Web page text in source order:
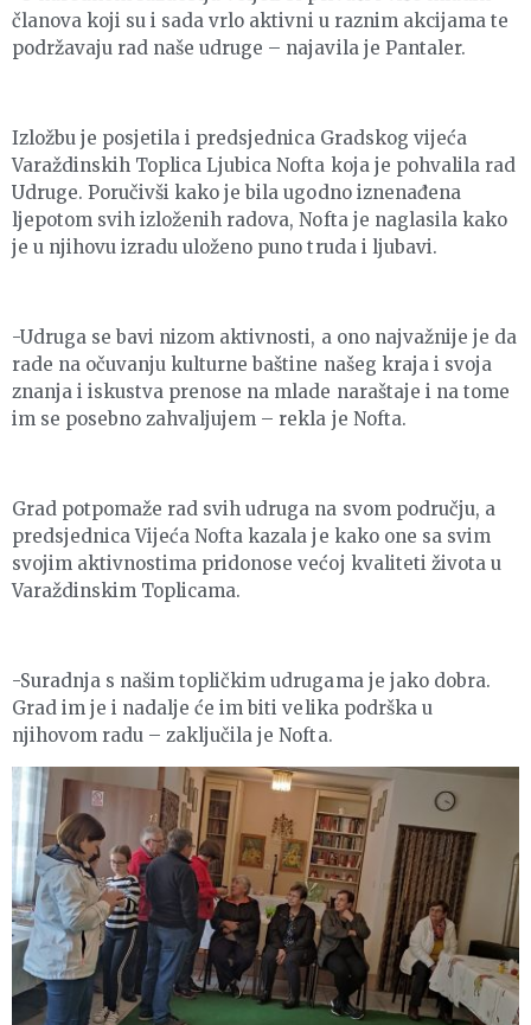
članova koji su i sada vrlo aktivni u raznim akcijama te
podržavaju rad naše udruge – najavila je Pantaler.
Izložbu je posjetila i predsjednica Gradskog vijeća
Varaždinskih Toplica Ljubica Nofta koja je pohvalila rad
Udruge. Poručivši kako je bila ugodno iznenađena
ljepotom svih izloženih radova, Nofta je naglasila kako
je u njihovu izradu uloženo puno truda i ljubavi.
-Udruga se bavi nizom aktivnosti, a ono najvažnije je da
rade na očuvanju kulturne baštine našeg kraja i svoja
znanja i iskustva prenose na mlade naraštaje i na tome
im se posebno zahvaljujem – rekla je Nofta.
Grad potpomaže rad svih udruga na svom području, a
predsjednica Vijeća Nofta kazala je kako one sa svim
svojim aktivnostima pridonose većoj kvaliteti života u
Varaždinskim Toplicama.
-Suradnja s našim topličkim udrugama je jako dobra.
Grad im je i nadalje će im biti velika podrška u
njihovom radu – zaključila je Nofta.